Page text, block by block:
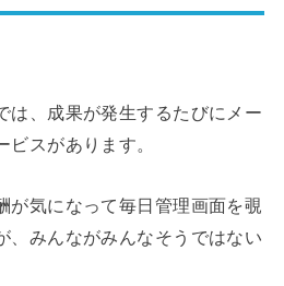
は、成果が発生するたびにメー
ビスがあります。
が気になって毎日管理画面を覗
、みんながみんなそうではない